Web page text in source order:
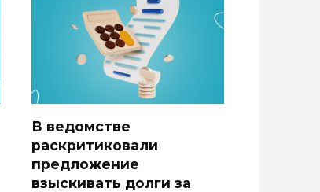
В ведомстве
раскритиковали
предложение
взыскивать долги за